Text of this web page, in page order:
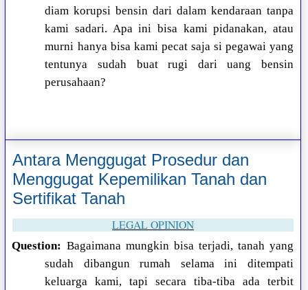
diam korupsi bensin dari dalam kendaraan tanpa
kami sadari. Apa ini bisa kami pidanakan, atau
murni hanya bisa kami pecat saja si pegawai yang
tentunya sudah buat rugi dari uang bensin
perusahaan?
Antara Menggugat Prosedur dan
Menggugat Kepemilikan Tanah dan
Sertifikat Tanah
LEGAL OPINION
Question: Bagaimana mungkin bisa terjadi, tanah yang
sudah dibangun rumah selama ini ditempati
keluarga kami, tapi secara tiba-tiba ada terbit